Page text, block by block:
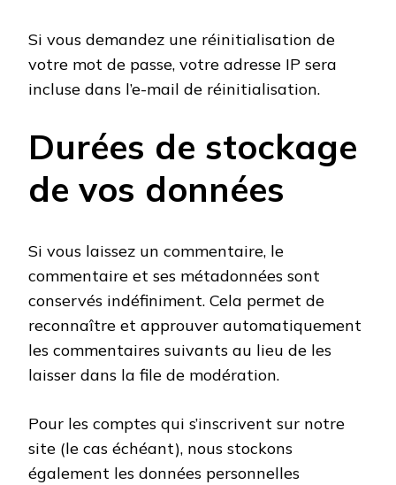
Si vous demandez une réinitialisation de
votre mot de passe, votre adresse IP sera
incluse dans l’e-mail de réinitialisation.
Durées de stockage
de vos données
Si vous laissez un commentaire, le
commentaire et ses métadonnées sont
conservés indéfiniment. Cela permet de
reconnaître et approuver automatiquement
les commentaires suivants au lieu de les
laisser dans la file de modération.
Pour les comptes qui s’inscrivent sur notre
site (le cas échéant), nous stockons
également les données personnelles